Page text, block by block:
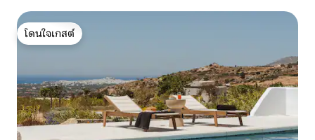
โดนใจเกสต์
โดนใจเกสต์